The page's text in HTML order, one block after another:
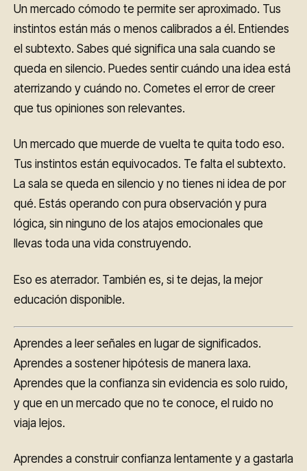
Un mercado cómodo te permite ser aproximado. Tus
instintos están más o menos calibrados a él. Entiendes
el subtexto. Sabes qué significa una sala cuando se
queda en silencio. Puedes sentir cuándo una idea está
aterrizando y cuándo no. Cometes el error de creer
que tus opiniones son relevantes.
Un mercado que muerde de vuelta te quita todo eso.
Tus instintos están equivocados. Te falta el subtexto.
La sala se queda en silencio y no tienes ni idea de por
qué. Estás operando con pura observación y pura
lógica, sin ninguno de los atajos emocionales que
llevas toda una vida construyendo.
Eso es aterrador. También es, si te dejas, la mejor
educación disponible.
Aprendes a leer señales en lugar de significados.
Aprendes a sostener hipótesis de manera laxa.
Aprendes que la confianza sin evidencia es solo ruido,
y que en un mercado que no te conoce, el ruido no
viaja lejos.
Aprendes a construir confianza lentamente y a gastarla